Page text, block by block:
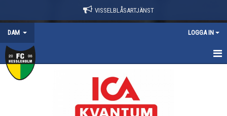
VISSELBLÅSARTJÄNST
DAM LOGGA IN
HEM